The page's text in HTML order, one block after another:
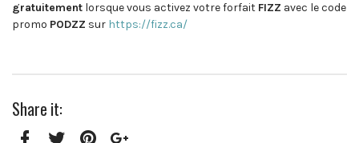
gratuitement lorsque vous activez votre forfait FIZZ avec le code
promo PODZZ sur https://fizz.ca/
Share it: